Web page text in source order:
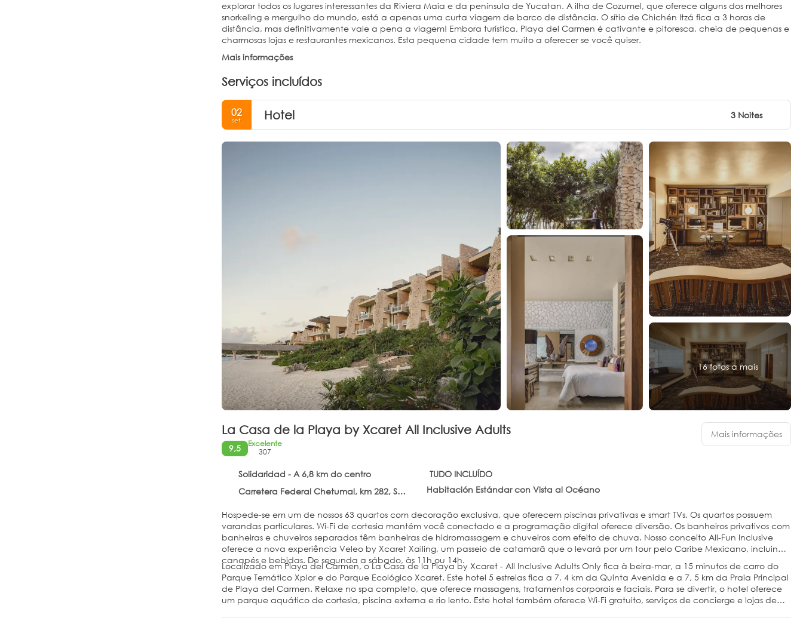
explorar todos os lugares interessantes da Riviera Maia e da península de Yucatan. A ilha de Cozumel, que oferece alguns dos melhores
snorkeling e mergulho do mundo, está a apenas uma curta viagem de barco de distância. O sítio de Chichén Itzá fica a 3 horas de
distância, mas definitivamente vale a pena a viagem! Embora turística, Playa del Carmen é cativante e pitoresca, cheia de pequenas e
charmosas lojas e restaurantes mexicanos. Esta pequena cidade tem muito a oferecer se você quiser.
Mais informações
Serviços incluídos
02
set. Hotel 3 Noites
16 fotos a mais
La Casa de la Playa by Xcaret All Inclusive Adults
9,5
Excelente
307
Solidaridad - A 6,8 km do centro
TUDO INCLUÍDO
Carretera Federal Chetumal, km 282, Solidaridad 77710
Habitación Estándar con Vista al Océano
Localizado em Playa del Carmen, o La Casa de la Playa by Xcaret - All Inclusive Adults Only fica à beira-mar, a 15 minutos de carro do
Parque Temático Xplor e do Parque Ecológico Xcaret. Este hotel 5 estrelas fica a 7, 4 km da Quinta Avenida e a 7, 5 km da Praia Principal
de Playa del Carmen. Relaxe no spa completo, que oferece massagens, tratamentos corporais e faciais. Para se divertir, o hotel oferece
um parque aquático de cortesia, piscina externa e rio lento. Este hotel também oferece Wi-Fi gratuito, serviços de concierge e lojas de
Hospede-se em um de nossos 63 quartos com decoração exclusiva, que oferecem piscinas privativas e smart TVs. Os quartos possuem
varandas particulares. Wi-Fi de cortesia mantém você conectado e a programação digital oferece diversão. Os banheiros privativos com
banheiras e chuveiros separados têm banheiras de hidromassagem e chuveiros com efeito de chuva. Nosso conceito All-Fun Inclusive
oferece a nova experiência Veleo by Xcaret Xailing, um passeio de catamarã que o levará por um tour pelo Caribe Mexicano, incluindo
canapés e bebidas. De segunda a sábado, às 11h ou 14h.
Mais informações